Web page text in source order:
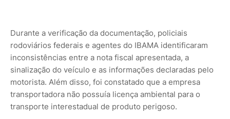
Durante a verificação da documentação, policiais
rodoviários federais e agentes do IBAMA identificaram
inconsistências entre a nota fiscal apresentada, a
sinalização do veículo e as informações declaradas pelo
motorista. Além disso, foi constatado que a empresa
transportadora não possuía licença ambiental para o
transporte interestadual de produto perigoso.